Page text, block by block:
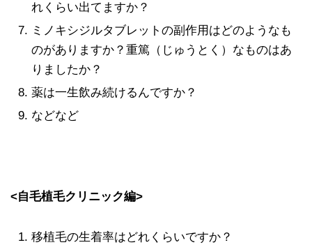
れくらい出てますか？
ミノキシジルタブレットの副作用はどのようなも
のがありますか？重篤（じゅうとく）なものはあ
りましたか？
薬は一生飲み続けるんですか？
などなど
<自毛植毛クリニック編>
移植毛の生着率はどれくらいですか？